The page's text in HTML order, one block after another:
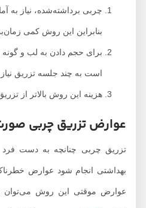
چربی برداشته‌شده، نیاز به
بنابراین این روش کمی زمان‌بر
برای حجم دادن به لب و گونه و
است به چند جلسه تزریق نیاز باشد.
هزینه این روش بالاتر از تزریق
عوارض تزریق چربی صورت
تزریق چربی چنانچه به دست فرد
بهداشتی انجام شود عوارض خطرناکی
عوارض موقتی این روش می‌توان به